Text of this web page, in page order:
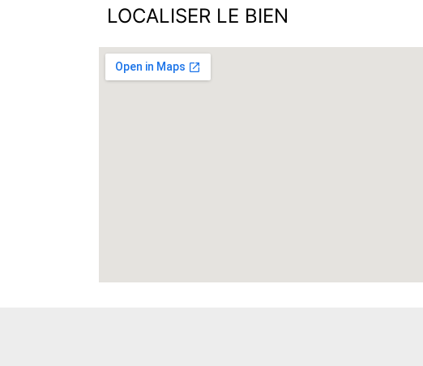
LOCALISER LE BIEN